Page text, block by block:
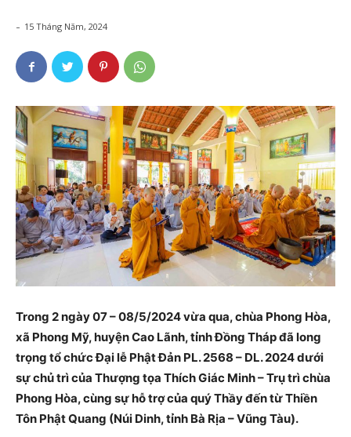
- 15 Tháng Năm, 2024
Trong 2 ngày 07 – 08/5/2024 vừa qua, chùa Phong Hòa,
xã Phong Mỹ, huyện Cao Lãnh, tỉnh Đồng Tháp đã long
trọng tổ chức Đại lễ Phật Đản PL. 2568 – DL. 2024 dưới
sự chủ trì của Thượng tọa Thích Giác Minh – Trụ trì chùa
Phong Hòa, cùng sự hỗ trợ của quý Thầy đến từ Thiền
Tôn Phật Quang (Núi Dinh, tỉnh Bà Rịa – Vũng Tàu).